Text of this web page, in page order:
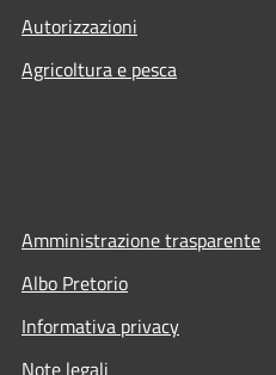
Autorizzazioni
Agricoltura e pesca
Amministrazione trasparente
Albo Pretorio
Informativa privacy
Note legali